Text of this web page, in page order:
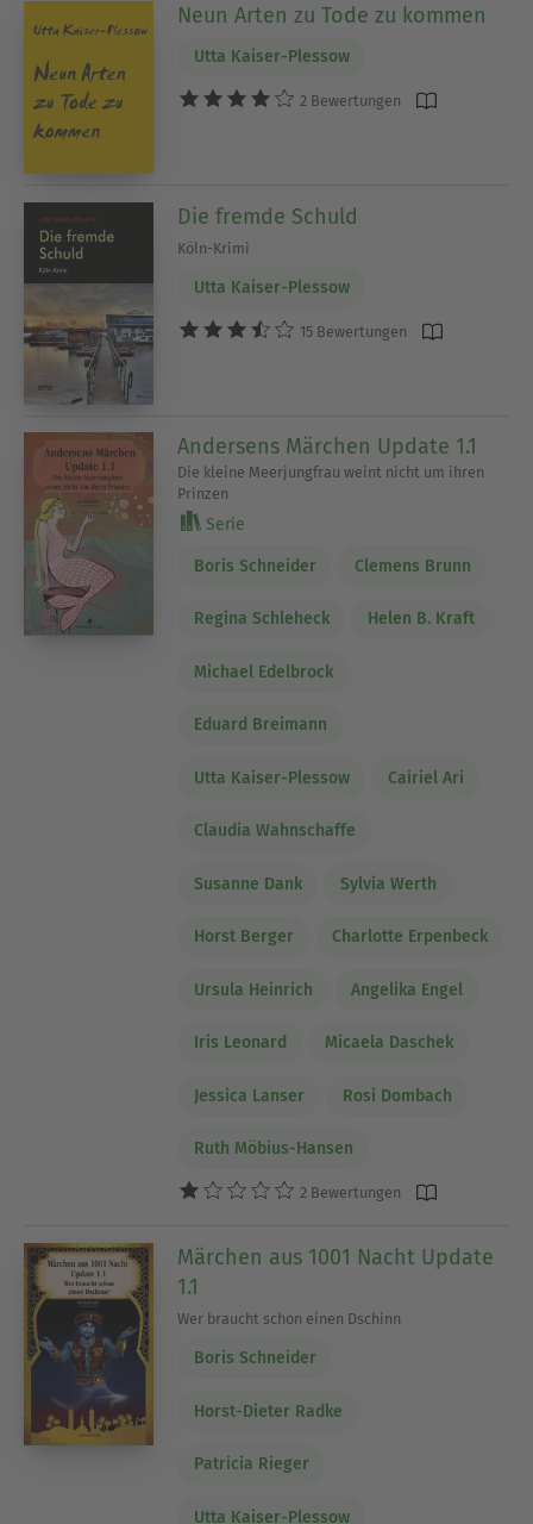
Neun Arten zu Tode zu kommen
Utta Kaiser-Plessow
2 Bewertungen
Die fremde Schuld
Köln-Krimi
Utta Kaiser-Plessow
15 Bewertungen
Andersens Märchen Update 1.1
Die kleine Meerjungfrau weint nicht um ihren
Prinzen
Serie
Boris Schneider Clemens Brunn
Regina Schleheck Helen B. Kraft
Michael Edelbrock
Eduard Breimann
Utta Kaiser-Plessow Cairiel Ari
Claudia Wahnschaffe
Susanne Dank Sylvia Werth
Horst Berger Charlotte Erpenbeck
Ursula Heinrich Angelika Engel
Iris Leonard Micaela Daschek
Jessica Lanser Rosi Dombach
Ruth Möbius-Hansen
2 Bewertungen
Märchen aus 1001 Nacht Update
1.1
Wer braucht schon einen Dschinn
Boris Schneider
Horst-Dieter Radke
Patricia Rieger
Utta Kaiser-Plessow